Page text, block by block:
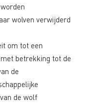
wolven verwijderd
om tot een
betrekking tot de
de
de wolf